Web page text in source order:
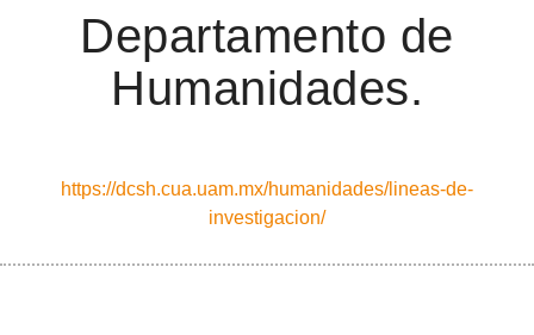
Departamento de
Humanidades.
https://dcsh.cua.uam.mx/humanidades/lineas-de-
investigacion/